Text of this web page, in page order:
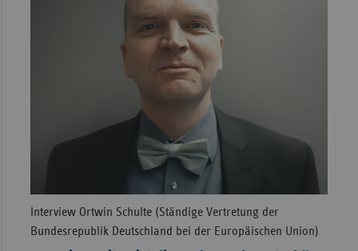
Interview Ortwin Schulte (Ständige Vertretung der
Bundesrepublik Deutschland bei der Europäischen Union)